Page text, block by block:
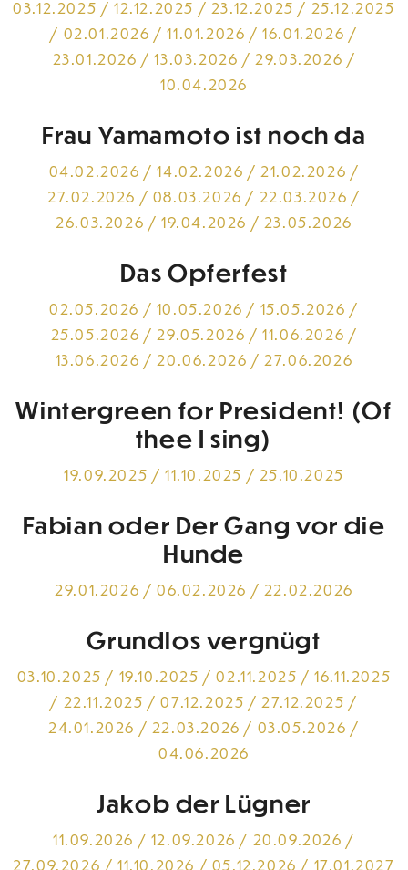
03.12.2025 / 12.12.2025 / 23.12.2025 / 25.12.2025
/ 02.01.2026 / 11.01.2026 / 16.01.2026 /
23.01.2026 / 13.03.2026 / 29.03.2026 /
10.04.2026
Frau Yamamoto ist noch da
04.02.2026 / 14.02.2026 / 21.02.2026 /
27.02.2026 / 08.03.2026 / 22.03.2026 /
26.03.2026 / 19.04.2026 / 23.05.2026
Das Opferfest
02.05.2026 / 10.05.2026 / 15.05.2026 /
25.05.2026 / 29.05.2026 / 11.06.2026 /
13.06.2026 / 20.06.2026 / 27.06.2026
Wintergreen for President! (Of
thee I sing)
19.09.2025 / 11.10.2025 / 25.10.2025
Fabian oder Der Gang vor die
Hunde
29.01.2026 / 06.02.2026 / 22.02.2026
Grundlos vergnügt
03.10.2025 / 19.10.2025 / 02.11.2025 / 16.11.2025
/ 22.11.2025 / 07.12.2025 / 27.12.2025 /
24.01.2026 / 22.03.2026 / 03.05.2026 /
04.06.2026
Jakob der Lügner
11.09.2026 / 12.09.2026 / 20.09.2026 /
27.09.2026 / 11.10.2026 / 05.12.2026 / 17.01.2027